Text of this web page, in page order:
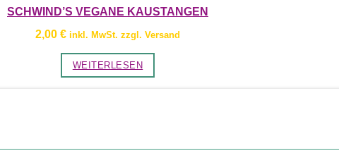
SCHWIND’S VEGANE KAUSTANGEN
2,00 € inkl. MwSt. zzgl. Versand
WEITERLESEN